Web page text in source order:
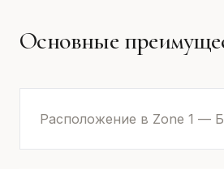
Основные
Расположение в Zone 1 —